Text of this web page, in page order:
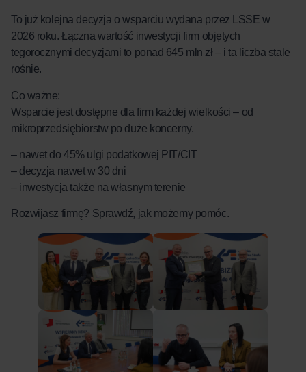
To już kolejna decyzja o wsparciu wydana przez LSSE w
2026 roku. Łączna wartość inwestycji firm objętych
tegorocznymi decyzjami to ponad 645 mln zł – i ta liczba stale
rośnie.
Co ważne:
Wsparcie jest dostępne dla firm każdej wielkości – od
mikroprzedsiębiorstw po duże koncerny.
– nawet do 45% ulgi podatkowej PIT/CIT
– decyzja nawet w 30 dni
– inwestycja także na własnym terenie
Rozwijasz firmę? Sprawdź, jak możemy pomóc.